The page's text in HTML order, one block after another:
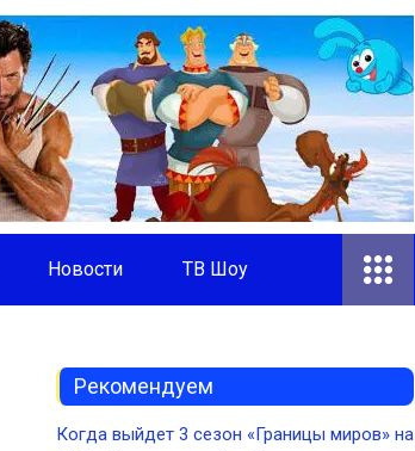
Новости ТВ Шоу
Рекомендуем
Когда выйдет 3 сезон «Границы миров» на